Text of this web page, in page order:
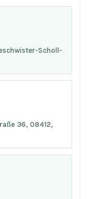
Scholl-
36, 08412,